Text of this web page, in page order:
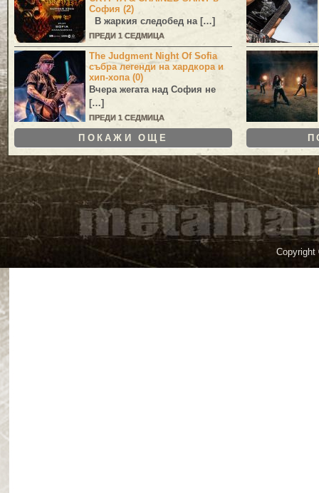
София (2)
В жаркия следобед на […]
ПРЕДИ 1 СЕДМИЦА
The Judgment Night Of Sofia
събра легенди на хардкора и
хип-хопа (0)
Вчера жегата над София не
[…]
ПРЕДИ 1 СЕДМИЦА
ПОКАЖИ ОЩЕ